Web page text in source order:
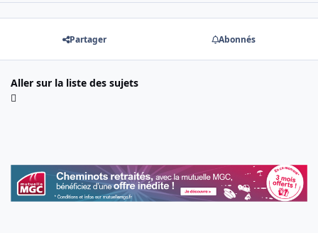
Partager Abonnés
Aller sur la liste des sujets